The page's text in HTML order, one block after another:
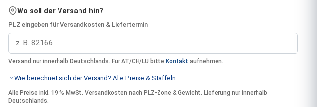
Wo soll der Versand hin?
PLZ eingeben für Versandkosten & Liefertermin
Versand nur innerhalb Deutschlands. Für AT/CH/LU bitte Kontakt aufnehmen.
Wie berechnet sich der Versand? Alle Preise & Staffeln
Alle Preise inkl. 19 % MwSt. Versandkosten nach PLZ-Zone & Gewicht. Lieferung nur innerhalb
Deutschlands.